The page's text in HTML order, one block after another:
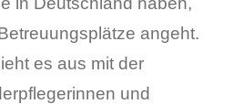
angeht.
es aus mit der
und